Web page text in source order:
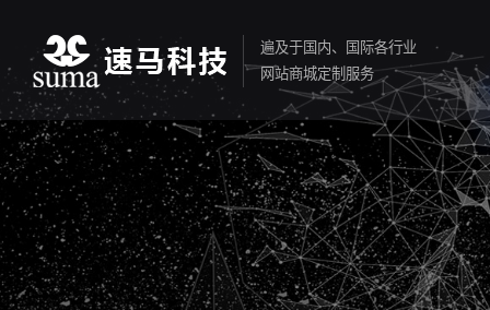
遍及于国内、国际各行业
网站商城定制服务